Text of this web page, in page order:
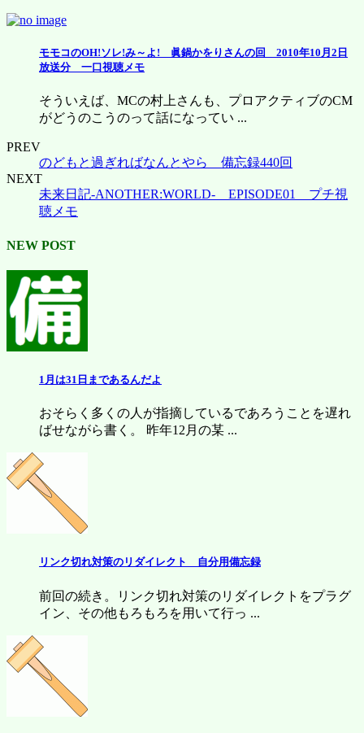
モモコのOH!ソレ!み～よ! 眞鍋かをりさんの回 2010年10月2日
放送分 一口視聴メモ
そういえば、MCの村上さんも、プロアクティブのCM
がどうのこうのって話になってい ...
PREV
のどもと過ぎればなんとやら 備忘録440回
NEXT
未来日記-ANOTHER:WORLD- EPISODE01 プチ視
聴メモ
NEW POST
1月は31日まであるんだよ
おそらく多くの人が指摘しているであろうことを遅れ
ばせながら書く。 昨年12月の某 ...
リンク切れ対策のリダイレクト 自分用備忘録
前回の続き。リンク切れ対策のリダイレクトをプラグ
イン、その他もろもろを用いて行っ ...